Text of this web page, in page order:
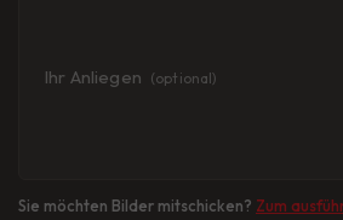
Ihr Anliegen (optional)
Sie möchten Bilder mitschicken? Zum